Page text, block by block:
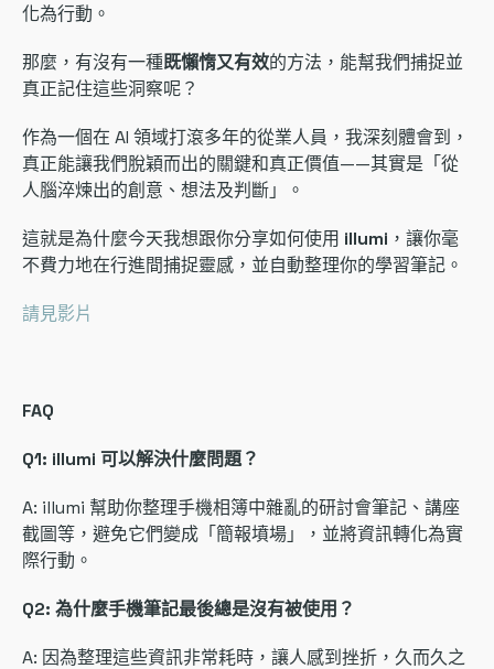
化為行動。
那麼，有沒有一種既懶惰又有效的方法，能幫我們捕捉並
真正記住這些洞察呢？
作為一個在 AI 領域打滾多年的從業人員，我深刻體會到，
真正能讓我們脫穎而出的關鍵和真正價值——其實是「從
人腦淬煉出的創意、想法及判斷」。
這就是為什麼今天我想跟你分享如何使用 illumi ，讓你毫
不費力地在行進間捕捉靈感，並自動整理你的學習筆記。
請見影片
FAQ
Q1: illumi 可以解決什麼問題？
A: illumi 幫助你整理手機相簿中雜亂的研討會筆記、講座
截圖等，避免它們變成「簡報墳場」，並將資訊轉化為實
際行動。
Q2: 為什麼手機筆記最後總是沒有被使用？
A: 因為整理這些資訊非常耗時，讓人感到挫折，久而久之